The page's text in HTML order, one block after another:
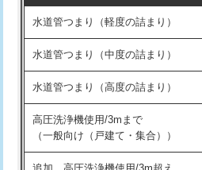
洗面台設置
化粧台設置
追加人工
廃棄・処分
※給水管工事は20mmまでの価格で
交換・取付(排水栓・排水トラップ
持込商品取付（混合水栓）
水道管つまり（軽度の詰まり）
水道管つまり（中度の詰まり）
水道管つまり（高度の詰まり）
高圧洗浄機使用/3mまで
（一般向け（戸建て・集合））